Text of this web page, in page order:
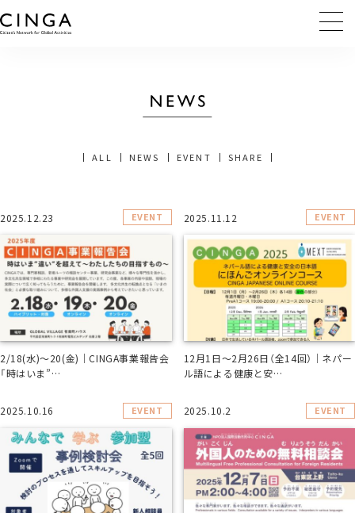
ALL NEWS EVENT SHARE
2025.12.23 EVENT
2/18(水)～20(金)｜CINGA事業報告会
「時はいま”…
2025.11.12 EVENT
12月1日～2月26日（全14回）｜ネパー
ル語による健康と安…
2025.10.16 EVENT 2025.10.2 EVENT